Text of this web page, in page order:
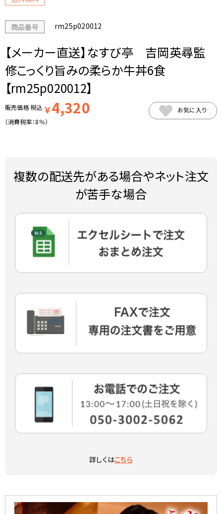
商品番号 rm25p020012
【メーカー直送】なすび亭 吉岡英尋監
修こっくり旨みの柔らか牛丼6食
【rm25p020012】
販売価格税込 ￥4,320
（消費税率：8％）
お気に入り
複数の配送先がある場合やネット注文
が苦手な場合
詳しくはこちら